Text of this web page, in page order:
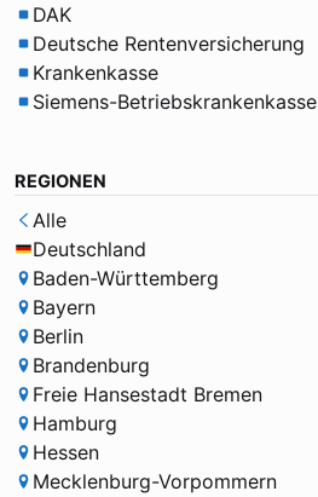
DAK
Deutsche Rentenversicherung
Krankenkasse
Siemens-Betriebskrankenkasse
REGIONEN
Alle
Deutschland
Baden-Württemberg
Bayern
Berlin
Brandenburg
Freie Hansestadt Bremen
Hamburg
Hessen
Mecklenburg-Vorpommern